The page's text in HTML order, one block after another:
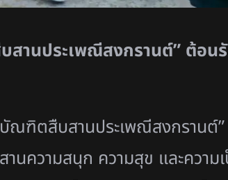
านประเพณีสงกรานต์” ต้อน
ณฑิตสืบสานประเพณีสงกรานต์”
นความสนุก ความสุข และความ